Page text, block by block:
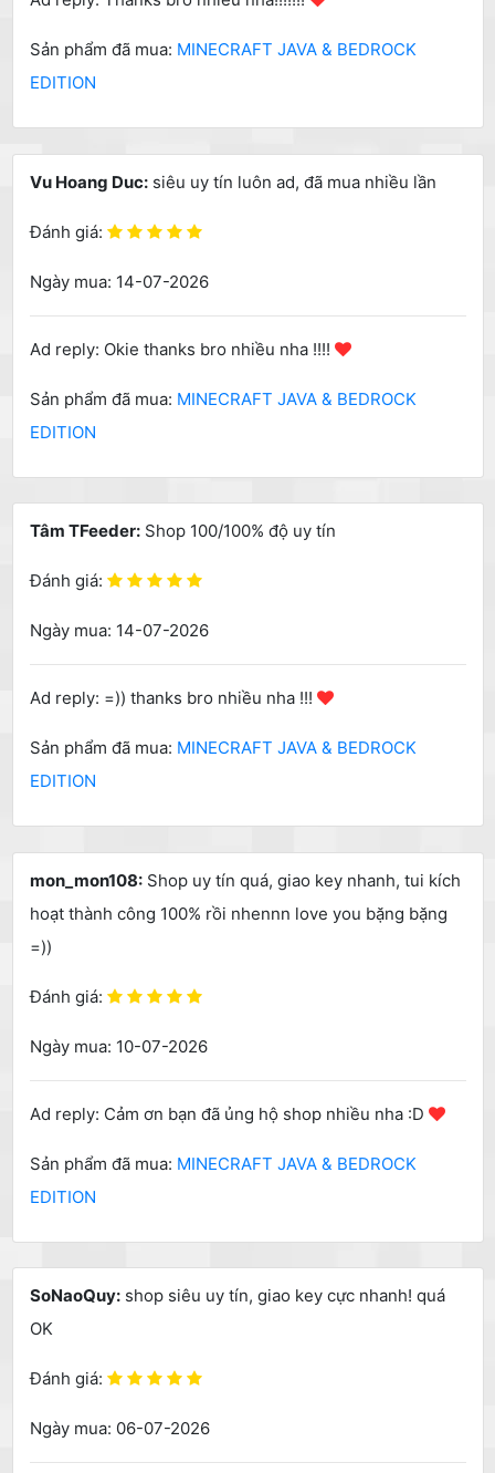
Sản phẩm đã mua: MINECRAFT JAVA & BEDROCK
EDITION
Vu Hoang Duc:siêu uy tín luôn ad, đã mua nhiều lần
Đánh giá:
Ngày mua: 14-07-2026
Ad reply: Okie thanks bro nhiều nha !!!!
Sản phẩm đã mua: MINECRAFT JAVA & BEDROCK
EDITION
Tâm TFeeder:Shop 100/100% độ uy tín
Đánh giá:
Ngày mua: 14-07-2026
Ad reply: =)) thanks bro nhiều nha !!!
Sản phẩm đã mua: MINECRAFT JAVA & BEDROCK
EDITION
mon_mon108:Shop uy tín quá, giao key nhanh, tui kích
hoạt thành công 100% rồi nhennn love you bặng bặng
=))
Đánh giá:
Ngày mua: 10-07-2026
Ad reply: Cảm ơn bạn đã ủng hộ shop nhiều nha :D
Sản phẩm đã mua: MINECRAFT JAVA & BEDROCK
EDITION
SoNaoQuy:shop siêu uy tín, giao key cực nhanh! quá
OK
Đánh giá:
Ngày mua: 06-07-2026